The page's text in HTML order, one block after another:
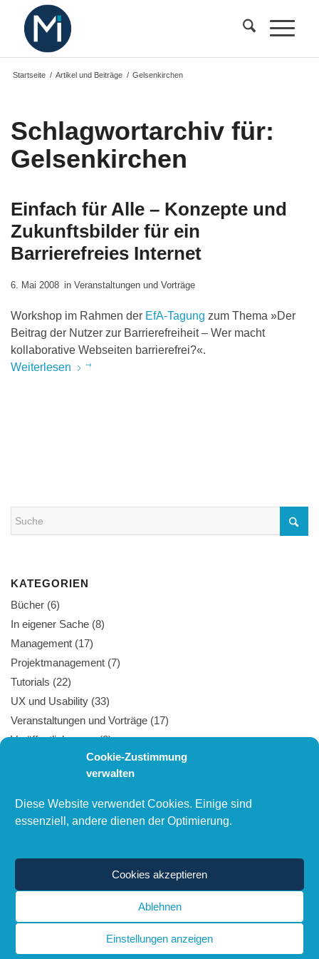
Cookie-Zustimmung
verwalten
Diese Website verwendet Cookies. Einige sind
essenziell, andere dienen der Optimierung.
Cookies akzeptieren
Ablehnen
Einstellungen anzeigen
Startseite / Artikel und Beiträge / Gelsenkirchen
Schlagwortarchiv für:
Gelsenkirchen
Einfach für Alle – Konzepte und
Zukunftsbilder für ein
Barrierefreies Internet
6. Mai 2008 in Veranstaltungen und Vorträge
Workshop im Rahmen der EfA-Tagung zum Thema »Der
Beitrag der Nutzer zur Barrierefreiheit – Wer macht
kollaborative Webseiten barrierefrei?«.
Weiterlesen
KATEGORIEN
Bücher (6)
In eigener Sache (8)
Management (17)
Projektmanagement (7)
Tutorials (22)
UX und Usability (33)
Veranstaltungen und Vorträge (17)
Veröffentlichungen(8)
(27)
PUBLIKATIONEN
© 2000–2025 Michael Jendryschik – Human-Centered Design, UX und